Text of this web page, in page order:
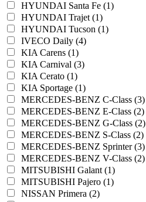
HYUNDAI Santa Fe (1)
HYUNDAI Trajet (1)
HYUNDAI Tucson (1)
IVECO Daily (4)
KIA Carens (1)
KIA Carnival (3)
KIA Cerato (1)
KIA Sportage (1)
MERCEDES-BENZ C-Class (3)
MERCEDES-BENZ E-Class (2)
MERCEDES-BENZ G-Class (2)
MERCEDES-BENZ S-Class (2)
MERCEDES-BENZ Sprinter (3)
MERCEDES-BENZ V-Class (2)
MITSUBISHI Galant (1)
MITSUBISHI Pajero (1)
NISSAN Primera (2)